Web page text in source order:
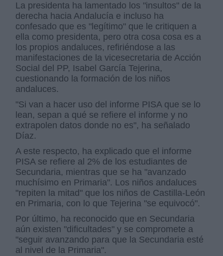
La presidenta ha lamentado los "insultos" de la
derecha hacia Andalucía e incluso ha
confesado que es "legítimo" que le critiquen a
ella como presidenta, pero otra cosa cosa es a
los propios andaluces, refiriéndose a las
manifestaciones de la vicesecretaria de Acción
Social del PP, Isabel García Tejerina,
cuestionando la formación de los niños
andaluces.
"Si van a hacer uso del informe PISA que se lo
lean, sepan a qué se refiere el informe y no
extrapolen datos donde no es", ha señalado
Díaz.
A este respecto, ha explicado que el informe
PISA se refiere al 2% de los estudiantes de
Secundaria, mientras que se ha "avanzado
muchísimo en Primaria". Los niños andaluces
"repiten la mitad" que los niños de Castilla-León
en Primaria, con lo que Tejerina "se equivocó".
Por último, ha reconocido que en Secundaria
aún existen "dificultades" y se compromete a
"seguir avanzando para que la Secundaria esté
al nivel de la Primaria".